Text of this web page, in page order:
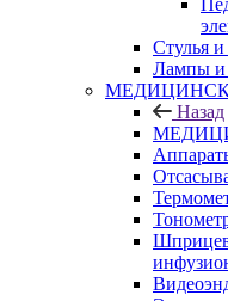
Стулья и
Лампы и
Назад